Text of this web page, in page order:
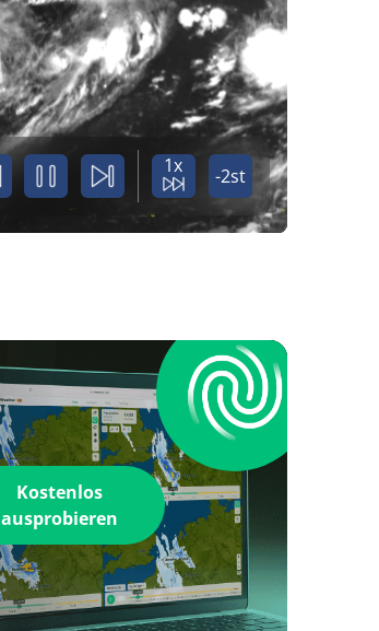
1x -2st
Kostenlos
ausprobieren